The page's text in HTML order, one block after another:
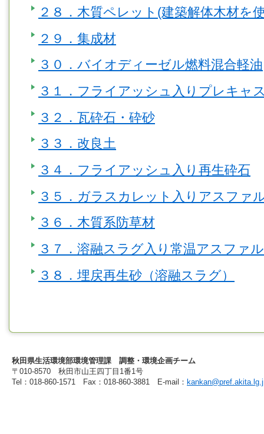
２８．木質ペレット(建築解体木材を
２９．集成材
３０．バイオディーゼル燃料混合軽油
３１．フライアッシュ入りプレキャ
３２．瓦砕石・砕砂
３３．改良土
３４．フライアッシュ入り再生砕石
３５．ガラスカレット入りアスファ
３６．木質系防草材
３７．溶融スラグ入り常温アスファ
３８．埋戻再生砂（溶融スラグ）
秋田県生活環境部環境管理課 調整・環境企画チーム
〒010-8570 秋田市山王四丁目1番1号
Tel：018-860-1571 Fax：018-860-3881 E-mail：